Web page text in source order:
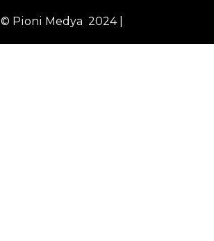
| © Pioni Medya 2024 |